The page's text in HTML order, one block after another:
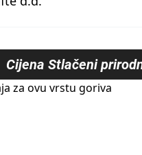
Cijena Stlačeni
za ovu vrstu goriva